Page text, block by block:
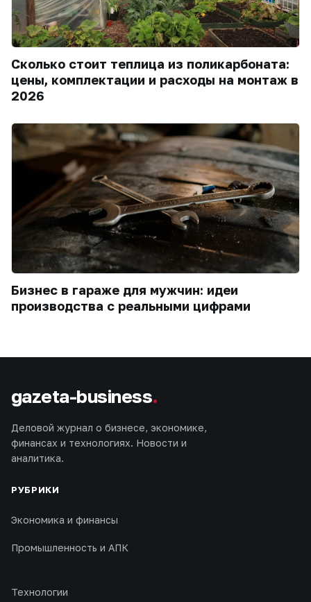
Сколько стоит теплица из поликарбоната:
цены, комплектации и расходы на монтаж в
2026
Бизнес в гараже для мужчин: идеи
производства с реальными цифрами
gazeta-business.
Деловой журнал о бизнесе, экономике,
финансах и технологиях. Новости и
аналитика.
РУБРИКИ
Экономика и финансы
Промышленность и АПК
Технологии